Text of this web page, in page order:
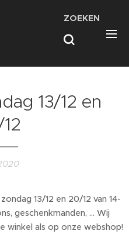
ZOEKEN
13/12 en
13/12 en 20/12 van 14-
geschenkmanden, ... Wij
winkel als op onze webshop!